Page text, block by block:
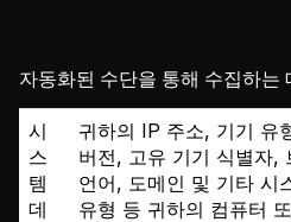
자동화된 수단을 통해 수집하는
시
스
템
데
귀하의 IP 주소, 기기 유
버전, 고유 기기 식별자,
언어, 도메인 및 기타 시
유형 등 귀하의 컴퓨터